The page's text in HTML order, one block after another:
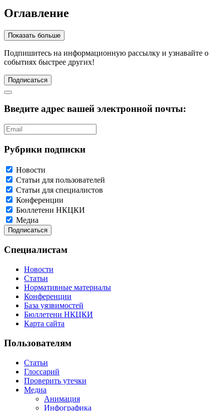
Оглавление
Показать больше
Подпишитесь на информационную рассылку и узнавайте о
событиях быстрее других!
Подписаться
Введите адрес вашей электронной почты:
Рубрики подписки
Новости
Статьи для пользователей
Статьи для специалистов
Конференции
Бюллетени НКЦКИ
Медиа
Специалистам
Новости
Статьи
Нормативные материалы
Конференции
База уязвимостей
Бюллетени НКЦКИ
Карта сайта
Пользователям
Статьи
Глоссарий
Проверить утечки
Медиа
Анимация
Инфографика